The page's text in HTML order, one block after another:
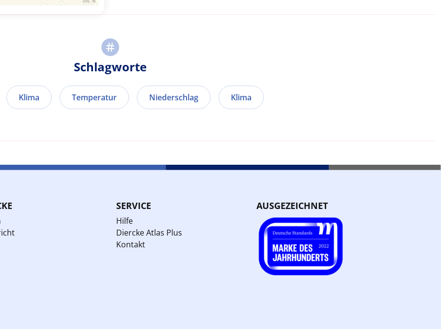
Schlagworte
Klima Temperatur Niederschlag Klima
SERVICE
Hilfe
Diercke Atlas Plus
Kontakt
AUSGEZEICHNET